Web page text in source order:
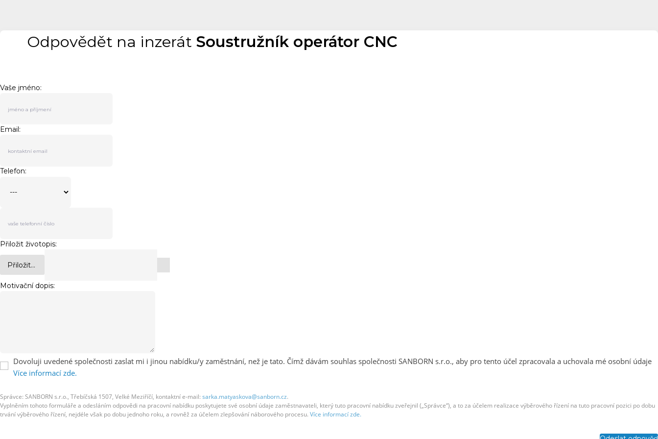
Odpovědět na inzerát Soustružník operátor CNC
Vaše jméno:
Email:
Telefon:
Přiložit životopis:
Přiložit...
Motivační dopis:
Dovoluji uvedené společnosti zaslat mi i jinou nabídku/y zaměstnání, než je tato. Čímž dávám souhlas společnosti SANBORN s.r.o., aby pro tento účel zpracovala a uchovala mé osobní údaje
Více informací zde.
Správce: SANBORN s.r.o., Třebíčská 1507, Velké Meziříčí, kontaktní e-mail: sarka.matyaskova@sanborn.cz.
Vyplněním tohoto formuláře a odesláním odpovědi na pracovní nabídku poskytujete své osobní údaje zaměstnavateli, který tuto pracovní nabídku zveřejnil („Správce“), a to za účelem realizace výběrového řízení na tuto pracovní pozici po dobu
trvání výběrového řízení, nejdéle však po dobu jednoho roku, a rovněž za účelem zlepšování náborového procesu. Více informací zde.